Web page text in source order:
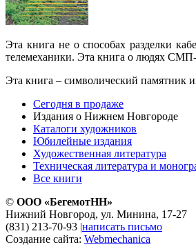
Эта книга не о способах разделки
телемеханики. Эта книга о людях СМП-
Эта книга – символический памятник
Сегодня в продаже
Издания о Нижнем Новгороде
Каталоги художников
Юбилейные издания
Художественная литература
Техническая литература и
Все книги
© ООО «БегемотНН»
Нижний Новгород, ул. Минина, 17-27
(831) 213-70-93 |написать письмо
Создание сайта: Webmechanica